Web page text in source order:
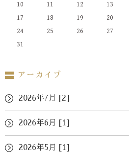
10
11 12 13
17
18 19 20
24
25 26 27
31
アーカイブ
2026年7月 [2]
2026年6月 [1]
2026年5月 [1]